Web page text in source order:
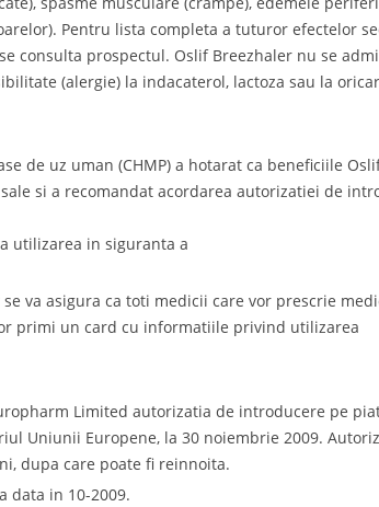
Pentru lista completa a tuturor efectelor
consulta prospectul. Oslif Breezhaler nu se
(alergie) la indacaterol, lactoza sau la
de uz uman (CHMP) a hotarat ca beneficiile
si a recomandat acordarea autorizatiei de
utilizarea in siguranta a
va asigura ca toti medicii care vor prescrie
primi un card cu informatiile privind utilizarea
Limited autorizatia de introducere pe
Uniunii Europene, la 30 noiembrie 2009.
dupa care poate fi reinnoita.
data in 10-2009.